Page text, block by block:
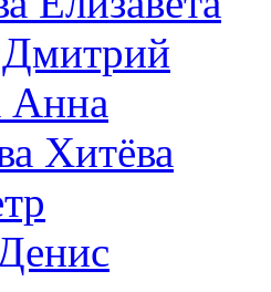
Анна
Хитёва